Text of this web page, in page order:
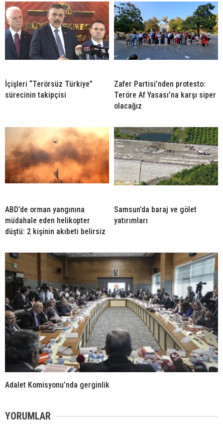
İçişleri “Terörsüz Türkiye”
sürecinin takipçisi
Zafer Partisi’nden protesto:
Teröre Af Yasası’na karşı siper
olacağız
ABD’de orman yangınına
müdahale eden helikopter
düştü: 2 kişinin akıbeti belirsiz
Samsun’da baraj ve gölet
yatırımları
Adalet Komisyonu’nda gerginlik
YORUMLAR